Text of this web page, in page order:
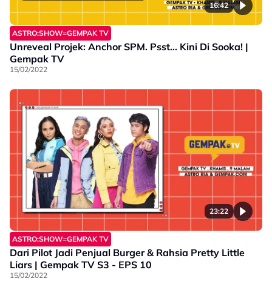
16:42
ASTRO:SHOW=GEMPAK TV
Unreveal Projek: Anchor SPM. Psst… Kini Di Sooka! |
Gempak TV
15/02/2022
23:22
ASTRO:SHOW=GEMPAK TV
Dari Pilot Jadi Penjual Burger & Rahsia Pretty Little
Liars | Gempak TV S3 - EPS 10
15/02/2022